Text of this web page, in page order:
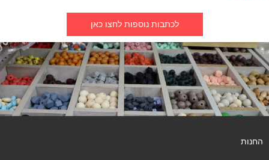
לכתבות נוספות לחצו כאן
החנות